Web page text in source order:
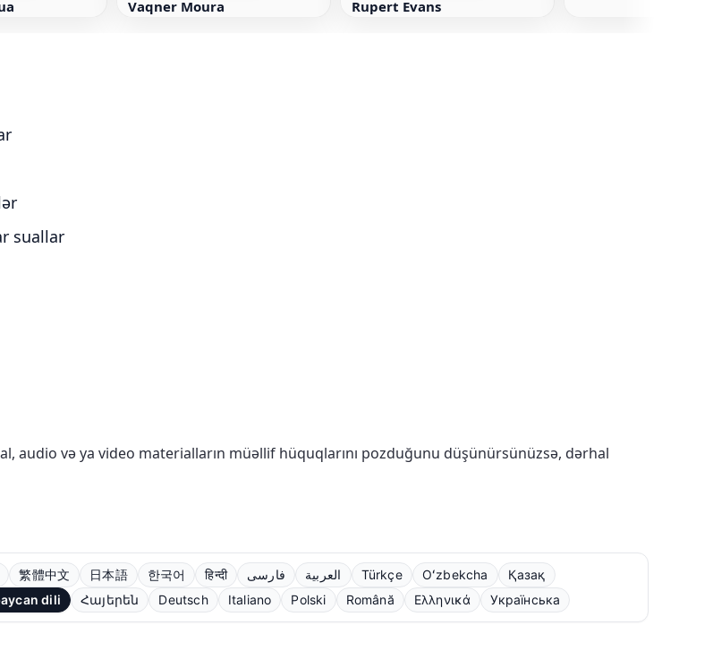
Vaqner Moura Rupert Evans
suallar
audio və ya video materialların müəllif hüquqlarını pozduğunu düşünürsünüzsə, dərhal
繁體中文 日本語 한국어 हिन्दी فارسی العربية Türkçe Oʻzbekcha
Қазақ
dili Հայերեն Deutsch Italiano Polski Română Ελληνικά Українська